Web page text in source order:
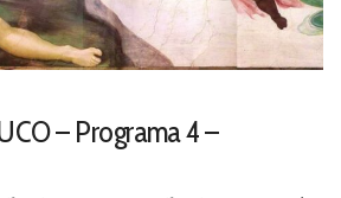
– Programa 4 –